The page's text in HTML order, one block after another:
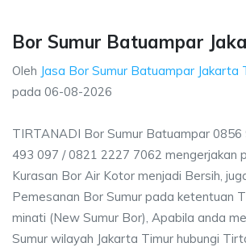
Bor Sumur Batuampar
Oleh Jasa Bor Sumur Batuampar Jakarta
pada 06-08-2026
TIRTANADI Bor Sumur Batuampar
493 097 / 0821 2227 7062 mengerjakan
Kurasan Bor Air Kotor menjadi Bersih,
Pemesanan Bor Sumur pada ketentuan
minati (New Sumur Bor), Apabila anda
Sumur wilayah Jakarta Timur hubungi